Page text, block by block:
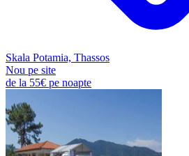
Skala Potamia, Thassos
Nou pe site
de la 55€ pe noapte